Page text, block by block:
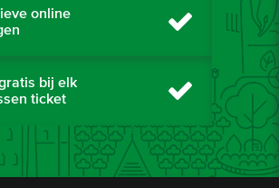
online
bij elk
ticket